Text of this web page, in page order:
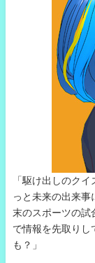
「駆け出しのク
っと未来の出来事
末のスポーツの試
で情報を先取りし
も？」